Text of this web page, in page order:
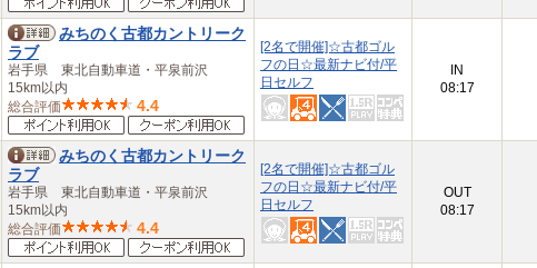
みちのく古都カントリーク
ラブ
岩手県 東北自動車道・平泉前沢
15km以内
総合評価
4.4
[2名で開催]☆古都ゴル
フの日☆最新ナビ付/平
日セルフ
IN
08:17
みちのく古都カントリーク
ラブ
岩手県 東北自動車道・平泉前沢
15km以内
総合評価
4.4
[2名で開催]☆古都ゴル
フの日☆最新ナビ付/平
日セルフ
OUT
08:17